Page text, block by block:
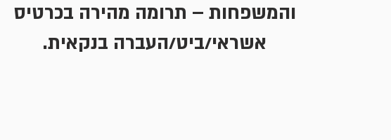
והמשפחות – תרומה מהירה בכרטיס
אשראי/ביט/העברה בנקאית.